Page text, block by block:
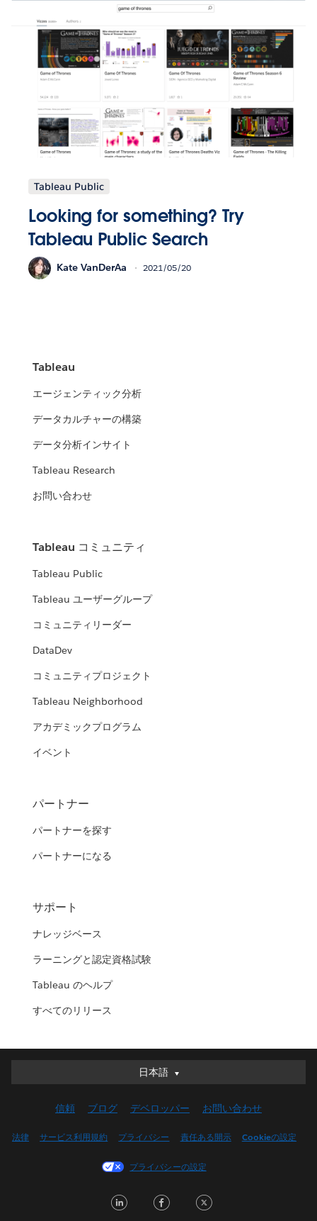
Tableau Public
Looking for something? Try
Tableau Public Search
Kate VanDerAa 2021/05/20
Tableau
エージェンティック分析
データカルチャーの構築
データ分析インサイト
Tableau Research
お問い合わせ
Tableau コミュニティ
Tableau Public
Tableau ユーザーグループ
コミュニティリーダー
DataDev
コミュニティプロジェクト
Tableau Neighborhood
アカデミックプログラム
イベント
パートナー
パートナーを探す
パートナーになる
サポート
ナレッジベース
ラーニングと認定資格試験
Tableau のヘルプ
すべてのリリース
日本語
日本語
English (UK)
Français (Canada)
Italiano
信頼 ブログ デベロッパー お問い合わせ
法律 サービス利用規約 プライバシー 責任ある開示 Cookieの設定
プライバシーの設定
LinkedInFacebook